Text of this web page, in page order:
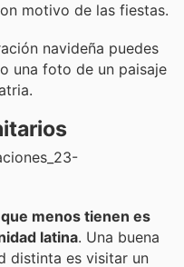
motivo de las fiestas.
navideña puedes
una foto de un paisaje
menos tienen es
latina. Una buena
distinta es visitar un